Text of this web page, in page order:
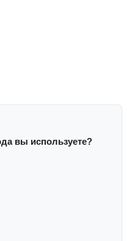
вы используете?